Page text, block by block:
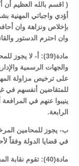
( اقسم بالله العظيم
أؤدي واجباتي
بإخلاص ونزاهة وان
وان احترم الدستور
مادة(39): أ- لا
والجهات الرسمية
على ترخيص مزاولة
للمتقاضين أنفسهم في
ينيبوا عنهم في
الرابعة.
ب- يجوز للمحامين
في قضايا الدولة وفقاً
مادة(40): تقوم